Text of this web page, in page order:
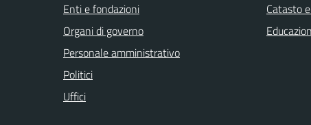
Enti e fondazioni
Organi di governo
Personale amministrativo
Politici
Uffici
Catasto